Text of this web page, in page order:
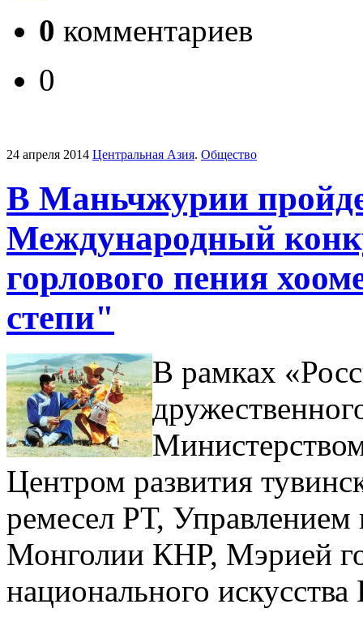
0 комментариев
0
24 апреля 2014 Центральная Азия. Общество
В Маньчжурии
Международный
горлового пения
степи"
В рамках
Центром развития
ремесел РТ,
Монголии КНР, Мэрией
национального